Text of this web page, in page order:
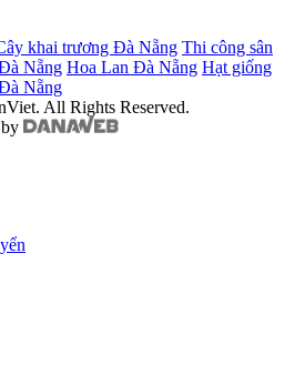
khai trương Đà Nẵng Thi công sân
Nẵng Hoa Lan Đà Nẵng Hạt giống
Nẵng
All Rights Reserved.